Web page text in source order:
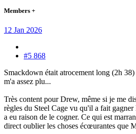
Members +
12 Jan 2026
#5 868
Smackdown était atrocement long (2h 38)
m'a assez plu...
Très content pour Drew, même si je me
règles du Steel Cage vu qu'il a fait
a eu raison de le cogner. Ce qui est
direct oublier les choses écœurantes que